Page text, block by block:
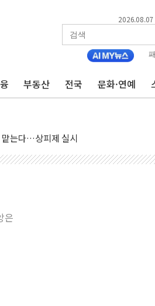
2026.08.07
부동산 전국 문화·연예
고치 경신…한낮 총수요 104.3GW 기록
디 동시 공격… 위기 고조되는 또 다른 중
맡는다…상피제 실시
지분 일부 매각
울렛' 건립 '본궤도'
은